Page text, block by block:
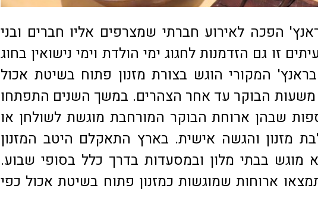
הפכה לאירוע חברתי שמצרפים אליו חברים ובני
זו גם הזדמנות לחגוג ימי הולדת וימי נישואין בחוג
המקורי הוגש בצורת מזנון פתוח בשיטת אכול
משעות הבוקר עד אחר הצהרים. במשך השנים התפתחו
שבהן ארוחת הבוקר המורחבת מוגשת לשולחן או
מזנון והגשה אישית. בארץ התאקלם היטב המזנון
מוגש בבתי מלון ובמסעדות בדרך כלל בסופי שבוע.
ארוחות שמוגשות כמזנון פתוח בשיטת אכול כפי